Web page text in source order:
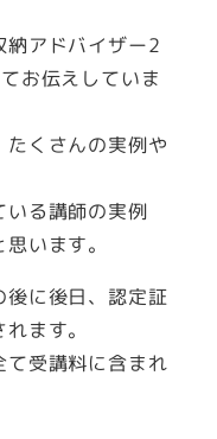
納アドバイザー2
お伝えしていま
たくさんの実例や
いる講師の実例
います。
後に後日、認定証
ます。
て受講料に含まれ